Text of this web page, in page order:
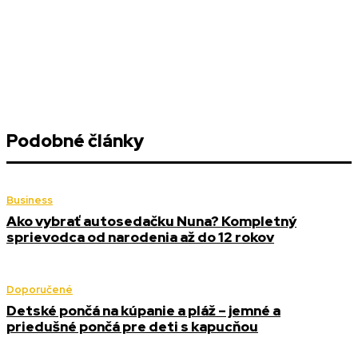
Podobné články
Business
Ako vybrať autosedačku Nuna? Kompletný
sprievodca od narodenia až do 12 rokov
Doporučené
Detské pončá na kúpanie a pláž – jemné a
priedušné pončá pre deti s kapucňou